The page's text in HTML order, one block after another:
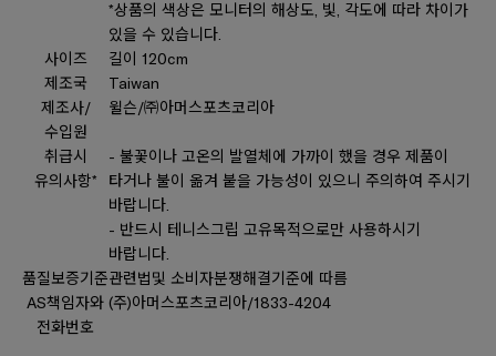
*상품의 색상은 모니터의 해상도, 빛, 각도에 따라 차이가
있을 수 있습니다.
사이즈
길이 120cm
제조국
Taiwan
제조사/
수입원
윌슨/㈜아머스포츠코리아
취급시
유의사항*
- 불꽃이나 고온의 발열체에 가까이 했을 경우 제품이
타거나 불이 옮겨 붙을 가능성이 있으니 주의하여 주시기
바랍니다.
- 반드시 테니스그립 고유목적으로만 사용하시기
바랍니다.
품질보증기준관련법및 소비자분쟁해결기준에 따름
AS책임자와
전화번호
(주)아머스포츠코리아/1833-4204